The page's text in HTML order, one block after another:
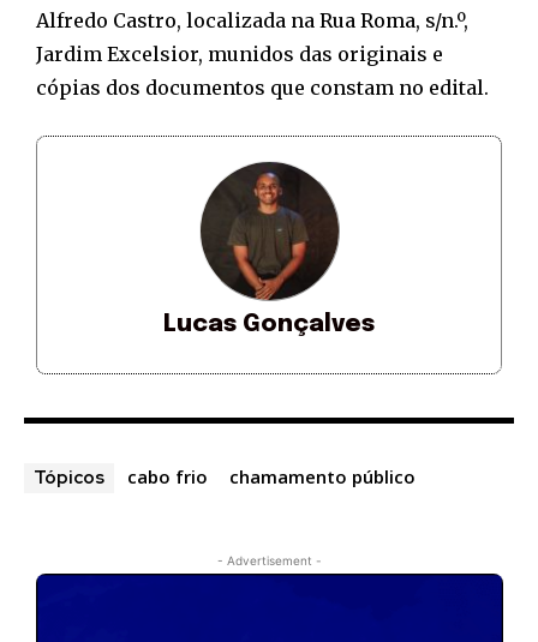
Alfredo Castro, localizada na Rua Roma, s/n.º,
Jardim Excelsior, munidos das originais e
cópias dos documentos que constam no edital.
Lucas Gonçalves
Tópicos cabo frio chamamento público
- Advertisement -